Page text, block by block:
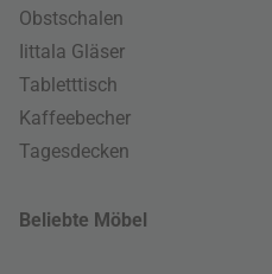
Obstschalen
Iittala Gläser
Tabletttisch
Kaffeebecher
Tagesdecken
Beliebte Möbel